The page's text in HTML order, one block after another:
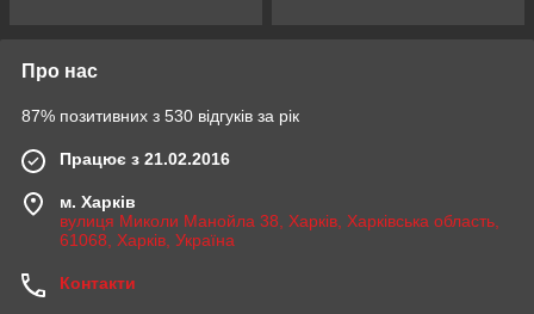
Про нас
87% позитивних з 530 відгуків за рік
Працює з 21.02.2016
м. Харків
вулиця Миколи Манойла 38, Харків, Харківська область,
61068, Харків, Україна
Контакти